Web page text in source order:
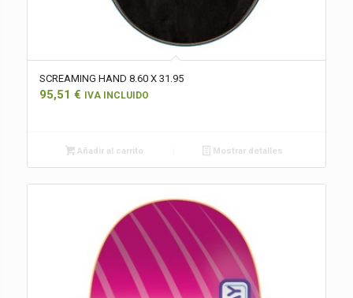
SCREAMING HAND 8.60 X 31.95
95,51 € IVA INCLUIDO
Añadir al carrito Mostrar detalles